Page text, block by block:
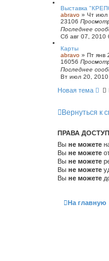
Выставка
abravo » Чт июл
23106
Последнее
Сб авг 07, 2010
Карты
abravo » Пт янв
16056
Последнее
Вт июл 20, 2010
Новая тема
Вернуться к
ПРАВА
Вы не можете
Вы не можете
Вы не можете
Вы не можете
Вы не можете
На главную